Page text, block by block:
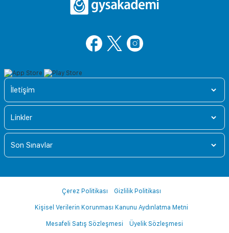
İletişim
Linkler
Son Sınavlar
Çerez Politikası Gizlilik Politikası
Kişisel Verilerin Korunması Kanunu Aydınlatma Metni
Mesafeli Satış Sözleşmesi Üyelik Sözleşmesi